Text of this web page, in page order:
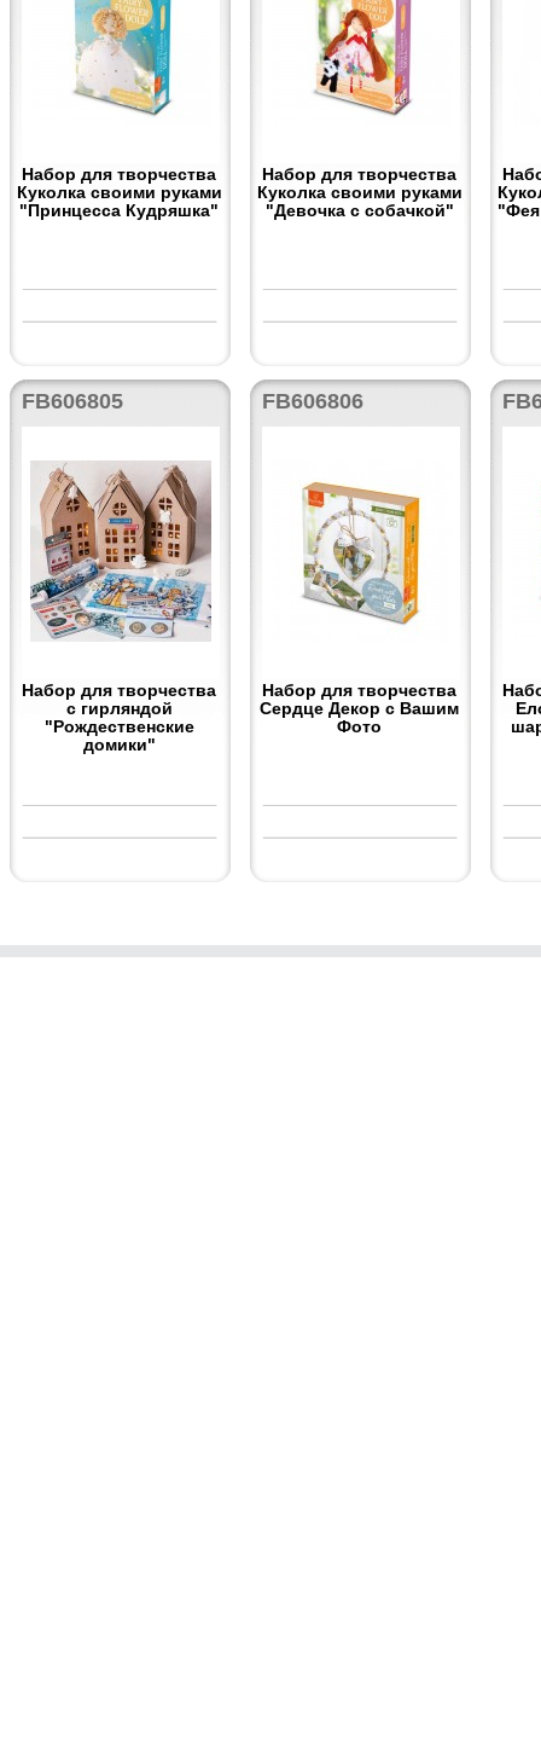
Набор для творчества
Куколка своими руками
"Принцесса Кудряшка"
Набор для творчества
Куколка своими руками
"Девочка с собачкой"
"Фея
FB606805
Набор для творчества
с гирляндой
"Рождественские
домики"
FB606806
Набор для творчества
Сердце Декор с Вашим
Фото